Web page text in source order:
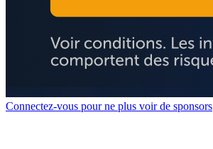
Connectez-vous pour ne plus voir de sponsors